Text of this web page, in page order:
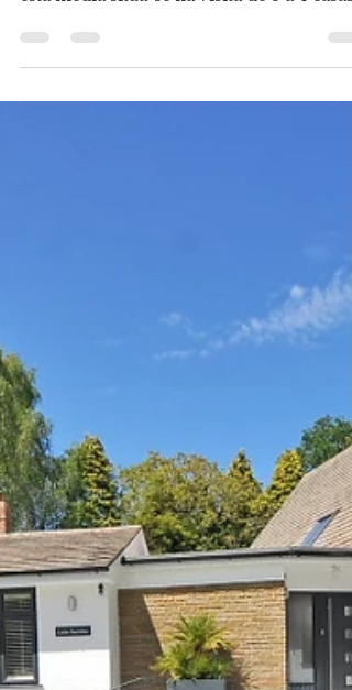
esta média situa-se na visita de 3 a 4 casas